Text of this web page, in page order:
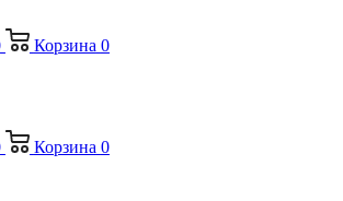
Корзина 0
Корзина 0